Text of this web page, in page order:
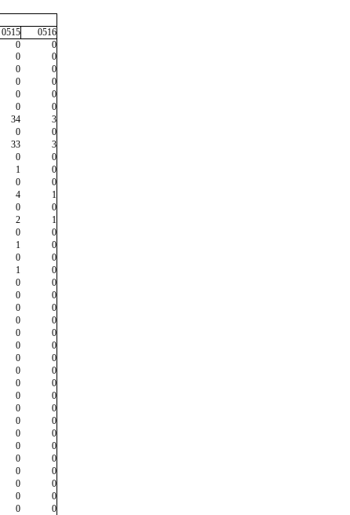
0515
0516
0
0
0
0
0
0
0
0
0
0
0
0
34
3
0
0
33
3
0
0
1
0
0
0
4
1
0
0
2
1
0
0
1
0
0
0
1
0
0
0
0
0
0
0
0
0
0
0
0
0
0
0
0
0
0
0
0
0
0
0
0
0
0
0
0
0
0
0
0
0
0
0
0
0
0
0